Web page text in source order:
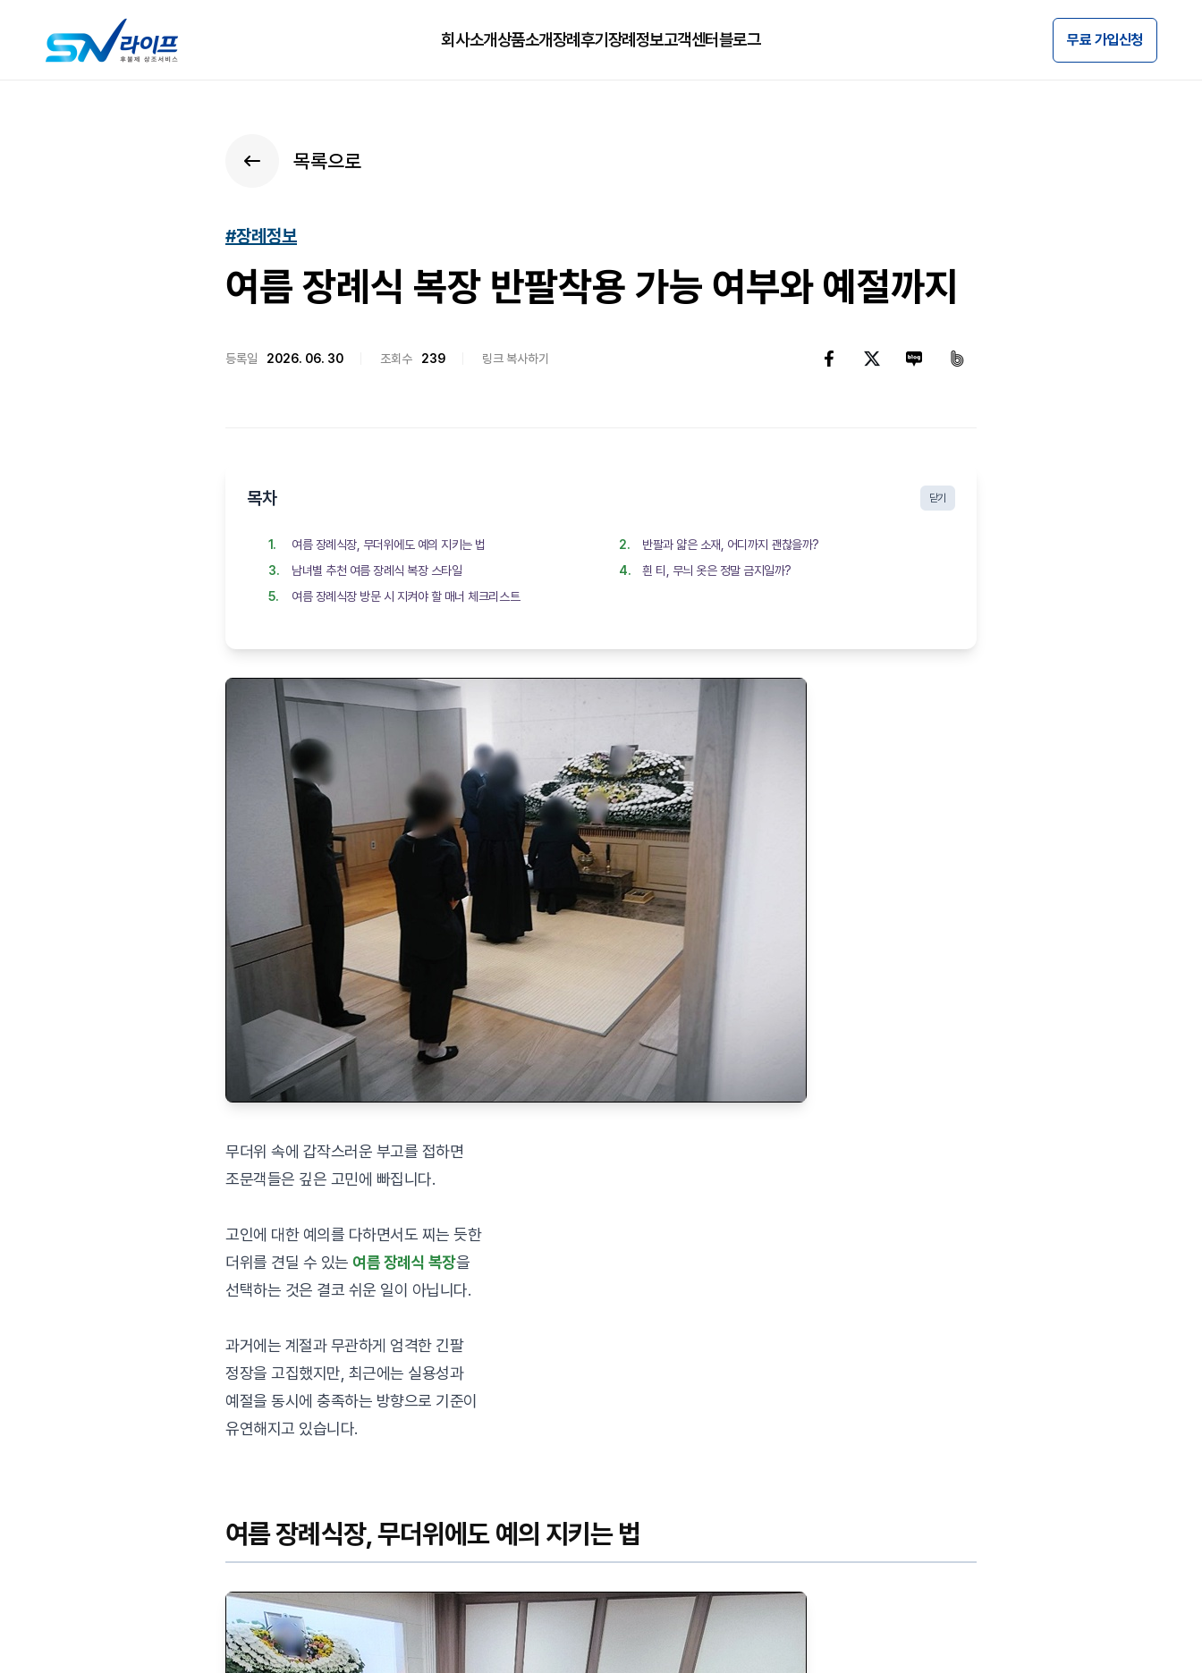
회사소개상품소개장례후기 장례정보고객센터블로그 무료 가입신청
목록으로
#장례정보
여름 장례식 복장 반팔착용 가능 여부와 예절까지
등록일 2026. 06. 30 조회수 239 링크 복사하기
목차 닫기
여름 장례식장, 무더위에도 예의 지키는 법
반팔과 얇은 소재, 어디까지 괜찮을까?
남녀별 추천 여름 장례식 복장 스타일
흰 티, 무늬 옷은 정말 금지일까?
여름 장례식장 방문 시 지켜야 할 매너 체크리스트
무더위 속에 갑작스러운 부고를 접하면
조문객들은 깊은 고민에 빠집니다.
고인에 대한 예의를 다하면서도 찌는 듯한
더위를 견딜 수 있는여름 장례식 복장을
선택하는 것은 결코 쉬운 일이 아닙니다.
과거에는 계절과 무관하게 엄격한 긴팔
정장을 고집했지만, 최근에는 실용성과
예절을 동시에 충족하는 방향으로 기준이
유연해지고 있습니다.
여름 장례식장, 무더위에도 예의 지키는 법